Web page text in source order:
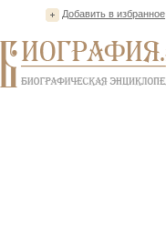
Добавить в избранное